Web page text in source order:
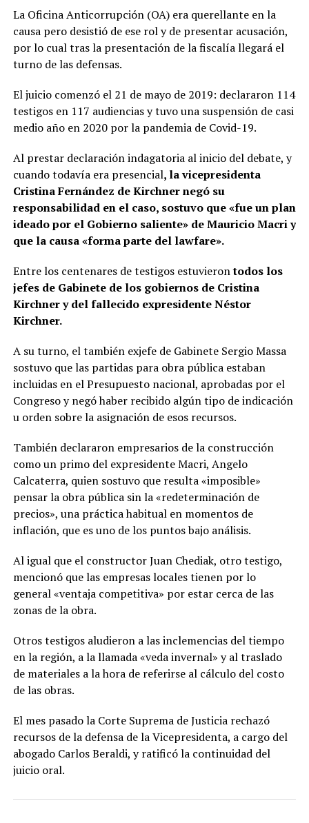
La Oficina Anticorrupción (OA) era querellante en la
causa pero desistió de ese rol y de presentar acusación,
por lo cual tras la presentación de la fiscalía llegará el
turno de las defensas.
El juicio comenzó el 21 de mayo de 2019: declararon 114
testigos en 117 audiencias y tuvo una suspensión de casi
medio año en 2020 por la pandemia de Covid-19.
Al prestar declaración indagatoria al inicio del debate, y
cuando todavía era presencial, la vicepresidenta
Cristina Fernández de Kirchner negó su
responsabilidad en el caso, sostuvo que «fue un plan
ideado por el Gobierno saliente» de Mauricio Macri y
que la causa «forma parte del lawfare».
Entre los centenares de testigos estuvierontodos los
jefes de Gabinete de los gobiernos de Cristina
Kirchner y del fallecido expresidente Néstor
Kirchner.
A su turno, el también exjefe de Gabinete Sergio Massa
sostuvo que las partidas para obra pública estaban
incluidas en el Presupuesto nacional, aprobadas por el
Congreso y negó haber recibido algún tipo de indicación
u orden sobre la asignación de esos recursos.
También declararon empresarios de la construcción
como un primo del expresidente Macri, Angelo
Calcaterra, quien sostuvo que resulta «imposible»
pensar la obra pública sin la «redeterminación de
precios», una práctica habitual en momentos de
inflación, que es uno de los puntos bajo análisis.
Al igual que el constructor Juan Chediak, otro testigo,
mencionó que las empresas locales tienen por lo
general «ventaja competitiva» por estar cerca de las
zonas de la obra.
Otros testigos aludieron a las inclemencias del tiempo
en la región, a la llamada «veda invernal» y al traslado
de materiales a la hora de referirse al cálculo del costo
de las obras.
El mes pasado la Corte Suprema de Justicia rechazó
recursos de la defensa de la Vicepresidenta, a cargo del
abogado Carlos Beraldi, y ratificó la continuidad del
juicio oral.